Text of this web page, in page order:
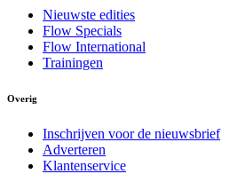
Nieuwste edities
Flow Specials
Flow International
Trainingen
Overig
Inschrijven voor de nieuwsbrief
Adverteren
Klantenservice